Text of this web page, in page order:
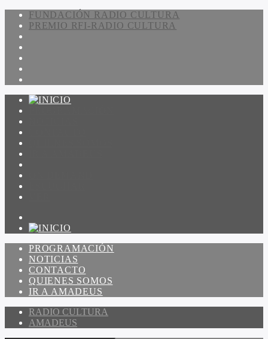
FUNDACIÓN RADIO CULTURA
PREMIO RFI-RADIO CULTURA
PROGRAMACIÓN
NOTICIAS
CONTACTO
QUIENES SOMOS
IR A AMADEUS
RADIO CULTURA
AMADEUS